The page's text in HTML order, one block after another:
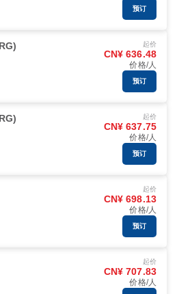
预订
起价
CN¥ 636.48
价格/人
预订
起价
CN¥ 637.75
价格/人
预订
起价
CN¥ 698.13
价格/人
预订
起价
CN¥ 707.83
价格/人